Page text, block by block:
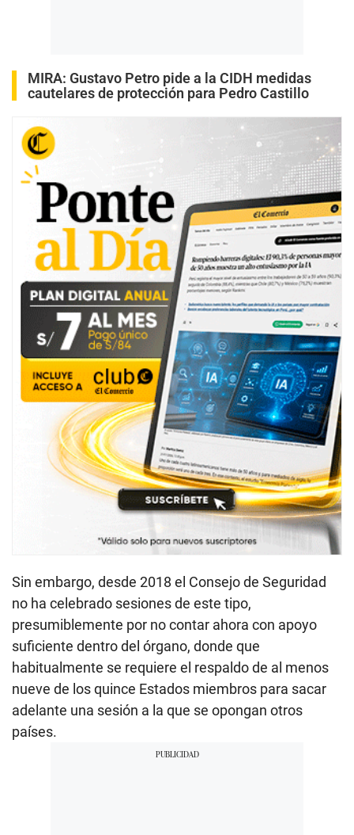
MIRA: Gustavo Petro pide a la CIDH medidas
cautelares de protección para Pedro Castillo
Sin embargo, desde 2018 el Consejo de Seguridad
no ha celebrado sesiones de este tipo,
presumiblemente por no contar ahora con apoyo
suficiente dentro del órgano, donde que
habitualmente se requiere el respaldo de al menos
nueve de los quince Estados miembros para sacar
adelante una sesión a la que se opongan otros
países.